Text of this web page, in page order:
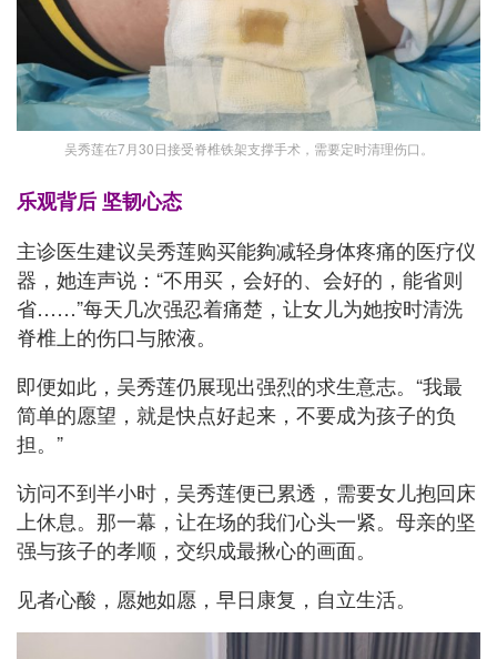
吴秀莲在7月30日接受脊椎铁架支撑手术，需要定时清理伤口。
乐观背后 坚韧心态
主诊医生建议吴秀莲购买能夠减轻身体疼痛的医疗仪
器，她连声说：“不用买，会好的、会好的，能省则
省……”每天几次强忍着痛楚，让女儿为她按时清洗
脊椎上的伤口与脓液。
即便如此，吴秀莲仍展现出强烈的求生意志。“我最
简单的愿望，就是快点好起来，不要成为孩子的负
担。”
访问不到半小时，吴秀莲便已累透，需要女儿抱回床
上休息。那一幕，让在场的我们心头一紧。母亲的坚
强与孩子的孝顺，交织成最揪心的画面。
见者心酸，愿她如愿，早日康复，自立生活。